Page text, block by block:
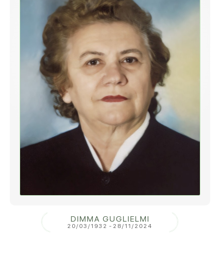
DIMMA GUGLIELMI
20/03/1932 - 28/11/2024